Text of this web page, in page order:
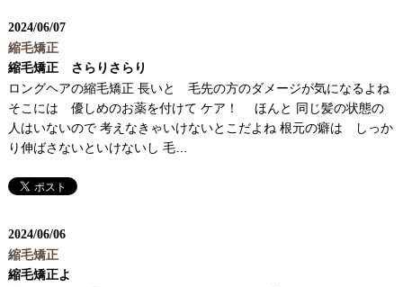
2024/06/07
縮毛矯正
縮毛矯正 さらりさらり
ロングヘアの縮毛矯正 長いと 毛先の方のダメージが気になるよね
そこには 優しめのお薬を付けて ケア！ ほんと 同じ髪の状態の
人はいないので 考えなきゃいけないとこだよね 根元の癖は しっか
り伸ばさないといけないし 毛…
2024/06/06
縮毛矯正
縮毛矯正よ